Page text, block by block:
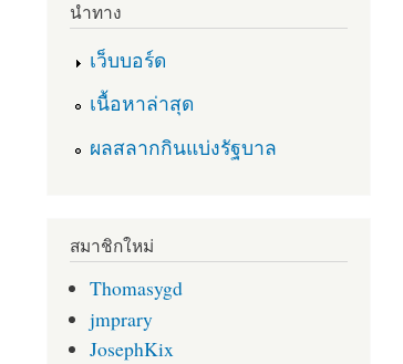
นำทาง
เว็บบอร์ด
เนื้อหาล่าสุด
ผลสลากกินแบ่งรัฐบาล
สมาชิกใหม่
Thomasygd
jmprary
JosephKix